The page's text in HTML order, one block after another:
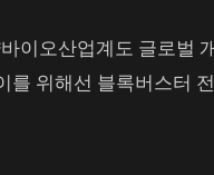
이오산업계도 글로벌
를 위해선 블록버스터